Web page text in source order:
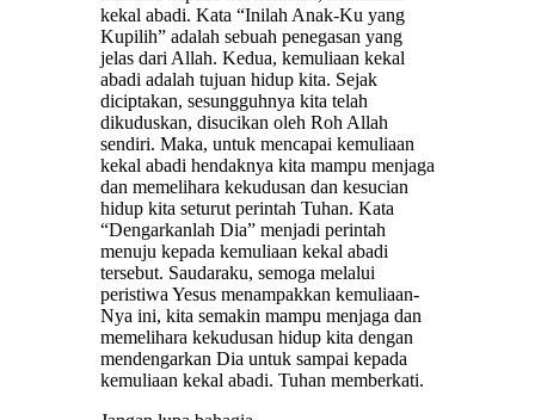
kekal abadi. Kata “Inilah Anak-Ku yang
Kupilih” adalah sebuah penegasan yang
jelas dari Allah. Kedua, kemuliaan kekal
abadi adalah tujuan hidup kita. Sejak
diciptakan, sesungguhnya kita telah
dikuduskan, disucikan oleh Roh Allah
sendiri. Maka, untuk mencapai kemuliaan
kekal abadi hendaknya kita mampu menjaga
dan memelihara kekudusan dan kesucian
hidup kita seturut perintah Tuhan. Kata
“Dengarkanlah Dia” menjadi perintah
menuju kepada kemuliaan kekal abadi
tersebut. Saudaraku, semoga melalui
peristiwa Yesus menampakkan kemuliaan-
Nya ini, kita semakin mampu menjaga dan
memelihara kekudusan hidup kita dengan
mendengarkan Dia untuk sampai kepada
kemuliaan kekal abadi. Tuhan memberkati.